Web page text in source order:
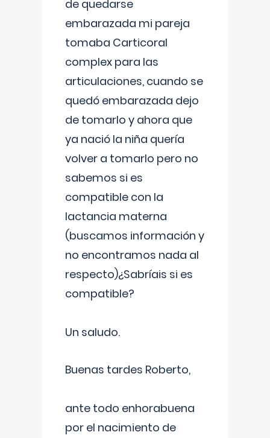
de quedarse
embarazada mi pareja
tomaba Carticoral
complex para las
articulaciones, cuando se
quedó embarazada dejo
de tomarlo y ahora que
ya nació la niña quería
volver a tomarlo pero no
sabemos si es
compatible con la
lactancia materna
(buscamos información y
no encontramos nada al
respecto)¿Sabríais si es
compatible?
Un saludo.
Buenas tardes Roberto,
ante todo enhorabuena
por el nacimiento de